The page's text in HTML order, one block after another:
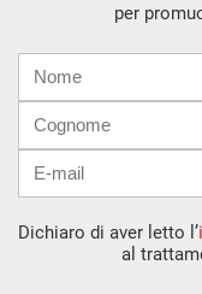
per
mail
Dichiaro di aver letto l’
al